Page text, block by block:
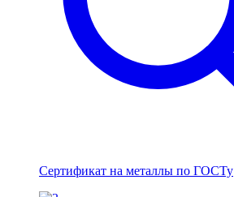
Сертификат на металлы по ГОСТу